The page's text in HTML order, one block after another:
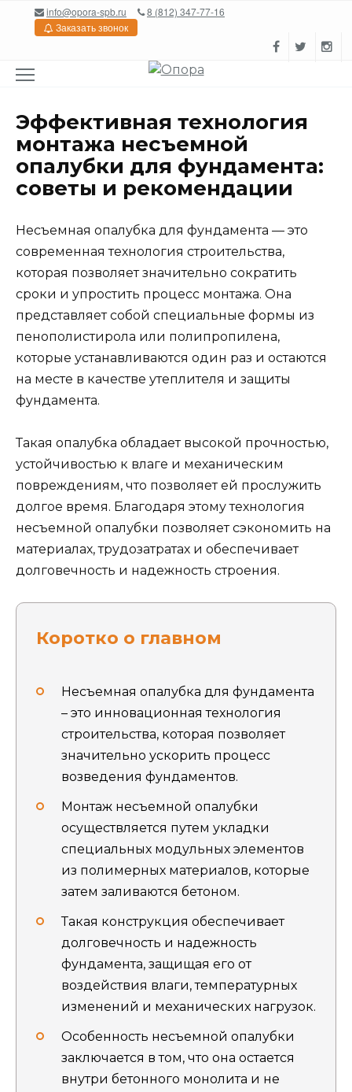
Перейтиinfo@opora-spb.ru
8 (812) 347-77-16
Заказать звонок
Эффективная технология
монтажа несъемной
опалубки для фундамента:
советы и рекомендации
Несъемная опалубка для фундамента — это
современная технология строительства,
которая позволяет значительно сократить
сроки и упростить процесс монтажа. Она
представляет собой специальные формы из
пенополистирола или полипропилена,
которые устанавливаются один раз и остаются
на месте в качестве утеплителя и защиты
фундамента.
Такая опалубка обладает высокой прочностью,
устойчивостью к влаге и механическим
повреждениям, что позволяет ей прослужить
долгое время. Благодаря этому технология
несъемной опалубки позволяет сэкономить на
материалах, трудозатратах и обеспечивает
долговечность и надежность строения.
Коротко о главном
Несъемная опалубка для фундамента
– это инновационная технология
строительства, которая позволяет
значительно ускорить процесс
возведения фундаментов.
Монтаж несъемной опалубки
осуществляется путем укладки
специальных модульных элементов
из полимерных материалов, которые
затем заливаются бетоном.
Такая конструкция обеспечивает
долговечность и надежность
фундамента, защищая его от
воздействия влаги, температурных
изменений и механических нагрузок.
Особенность несъемной опалубки
заключается в том, что она остается
внутри бетонного монолита и не